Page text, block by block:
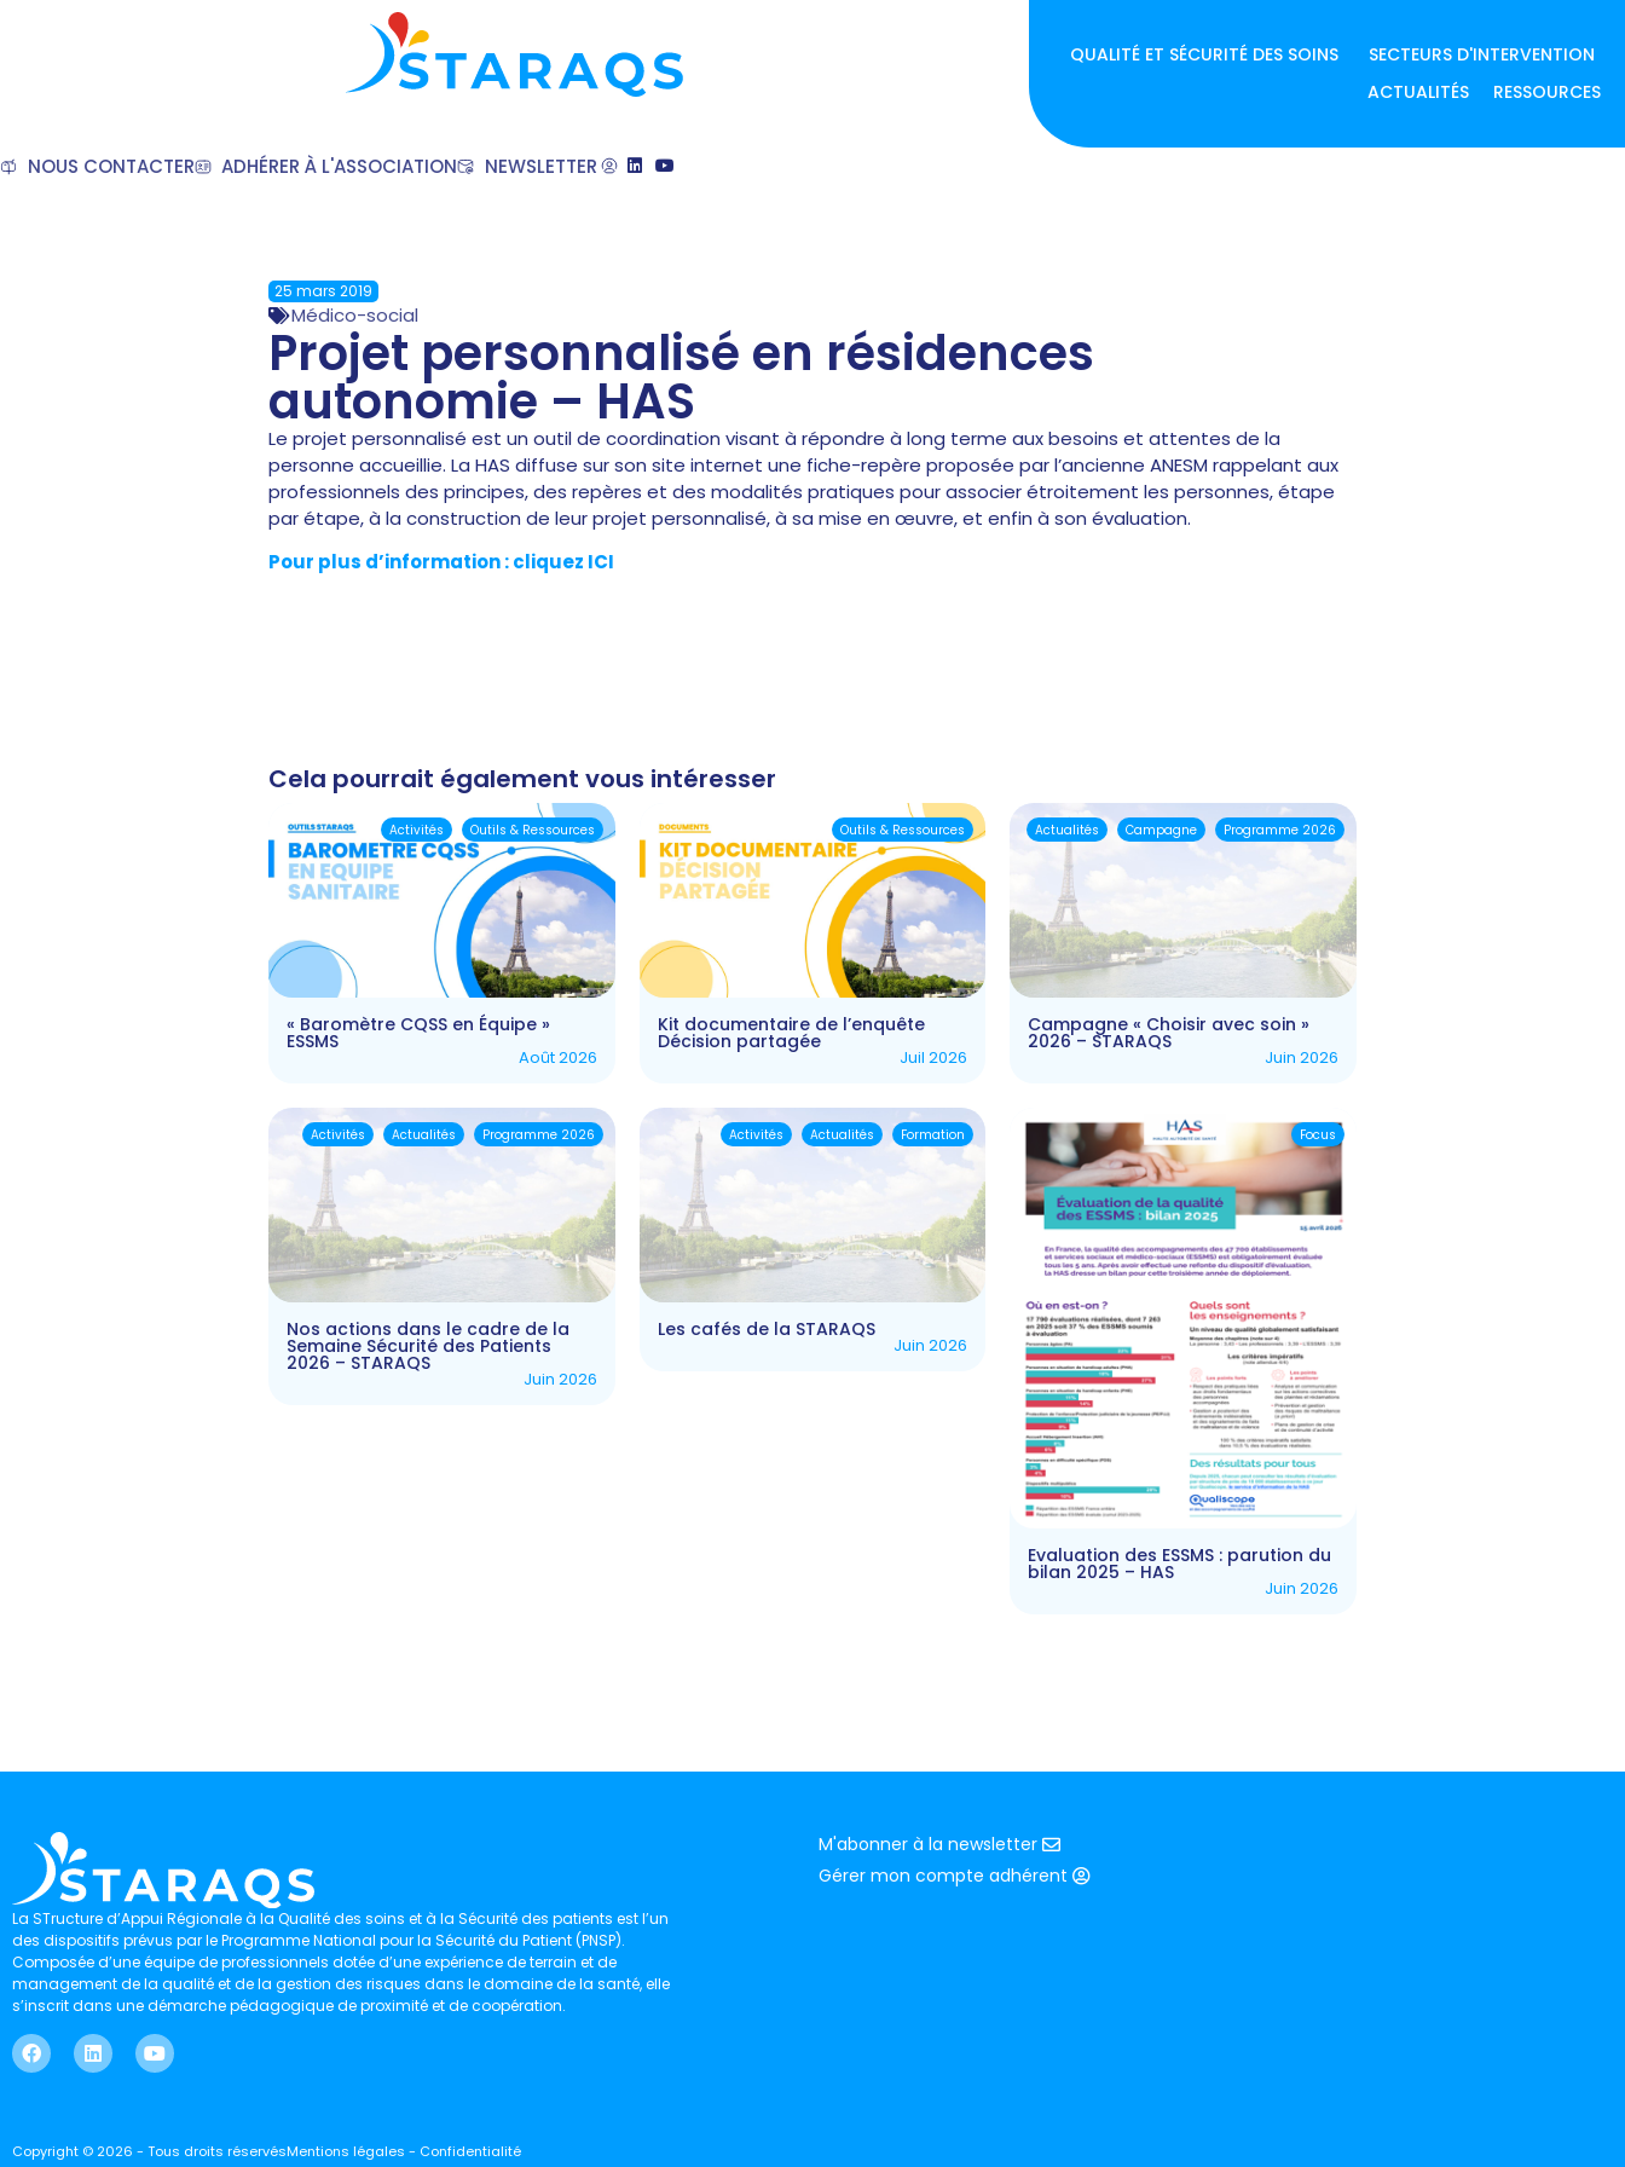
QUALITÉ ET SÉCURITÉ DES SOINS
SECTEURS D'INTERVENTION
ACTUALITÉS
RESSOURCES
NOUS CONTACTER ADHÉRER À L'ASSOCIATION NEWSLETTER
25 mars 2019
Médico-social
Projet personnalisé en résidences
autonomie – HAS
Le projet personnalisé est un outil de coordination visant à répondre à long terme aux besoins et attentes de la
personne accueillie. La HAS diffuse sur son site internet une fiche-repère proposée par l’ancienne ANESM rappelant aux
professionnels des principes, des repères et des modalités pratiques pour associer étroitement les personnes, étape
par étape, à la construction de leur projet personnalisé, à sa mise en œuvre, et enfin à son évaluation.
Pour plus d’information : cliquez ICI
Cela pourrait également vous intéresser
« Baromètre CQSS en Équipe »
ESSMS
Août 2026
Activités Outils & Ressources
Kit documentaire de l’enquête
Décision partagée
Juil 2026
Outils & Ressources
Campagne « Choisir avec soin »
2026 – STARAQS
Juin 2026
Actualités Campagne Programme 2026
Nos actions dans le cadre de la
Semaine Sécurité des Patients
2026 – STARAQS
Juin 2026
Activités Actualités Programme 2026
Les cafés de la STARAQS
Juin 2026
Activités Actualités Formation
Evaluation des ESSMS : parution du
bilan 2025 – HAS
Juin 2026
Focus
La STructure d’Appui Régionale à la Qualité des soins et à la Sécurité des patients est l’un
des dispositifs prévus par le Programme National pour la Sécurité du Patient (PNSP).
Composée d’une équipe de professionnels dotée d’une expérience de terrain et de
management de la qualité et de la gestion des risques dans le domaine de la santé, elle
s’inscrit dans une démarche pédagogique de proximité et de coopération.
M'abonner à la newsletter
Gérer mon compte adhérent
Copyright © 2026 - Tous droits réservésMentions légales - Confidentialité